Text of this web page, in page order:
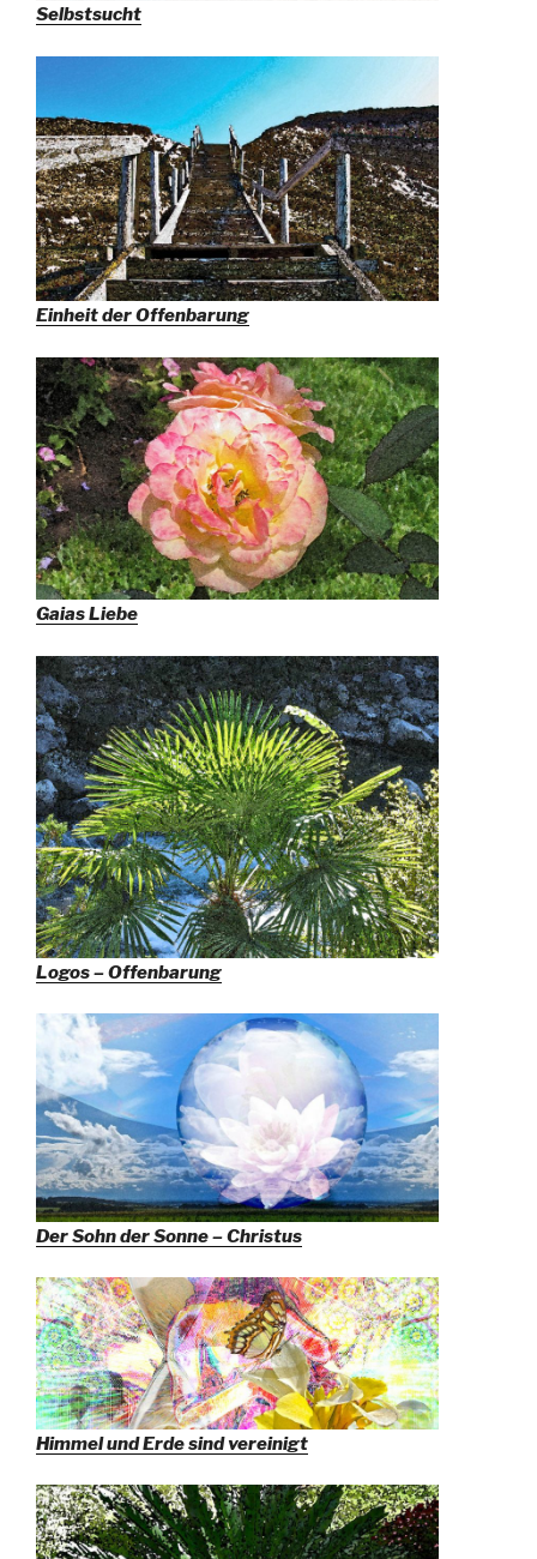
Selbstsucht
Einheit der Offenbarung
Gaias Liebe
Logos – Offenbarung
Der Sohn der Sonne – Christus
Himmel und Erde sind vereinigt